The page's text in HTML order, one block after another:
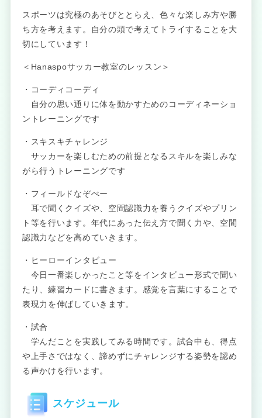
スポーツは究極のあそびととらえ、色々な楽しみ方や勝
ち方を考えます。自分の頭で考えてトライすることを大
切にしています！
＜Hanaspoサッカー教室のレッスン＞
・コーディコーディ
自分の思い通りに体を動かすためのコーディネーショ
ントレーニングです
・スキスキチャレンジ
サッカーを楽しむための前提となるスキルを楽しみな
がら行うトレーニングです
・フィールドなぞぺー
耳で聞くクイズや、空間認識力を養うクイズやプリン
ト等を行います。年代にあった伝え方で聞く力や、空間
認識力などを高めていきます。
・ヒーローインタビュー
今日一番楽しかったこと等をインタビュー形式で聞い
たり、練習カードに書きます。感覚を言葉にすることで
表現力を伸ばしていきます。
・試合
学んだことを実践してみる時間です。試合中も、得点
や上手さではなく、諦めずにチャレンジする姿勢を認め
る声かけを行います。
スケジュール